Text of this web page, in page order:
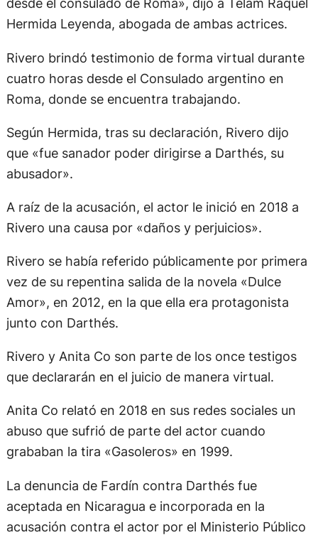
Hermida Leyenda, abogada de ambas actrices.
Rivero brindó testimonio de forma virtual durante
cuatro horas desde el Consulado argentino en
Roma, donde se encuentra trabajando.
Según Hermida, tras su declaración, Rivero dijo
que «fue sanador poder dirigirse a Darthés, su
abusador».
A raíz de la acusación, el actor le inició en 2018 a
Rivero una causa por «daños y perjuicios».
Rivero se había referido públicamente por primera
vez de su repentina salida de la novela «Dulce
Amor», en 2012, en la que ella era protagonista
junto con Darthés.
Rivero y Anita Co son parte de los once testigos
que declararán en el juicio de manera virtual.
Anita Co relató en 2018 en sus redes sociales un
abuso que sufrió de parte del actor cuando
grababan la tira «Gasoleros» en 1999.
La denuncia de Fardín contra Darthés fue
aceptada en Nicaragua e incorporada en la
acusación contra el actor por el Ministerio Público